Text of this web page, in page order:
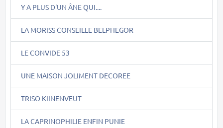
Y A PLUS D'UN ÂNE QUI....
LA MORISS CONSEILLE BELPHEGOR
LE CONVIDE 53
UNE MAISON JOLIMENT DECOREE
TRISO KIINENVEUT
LA CAPRINOPHILIE ENFIN PUNIE